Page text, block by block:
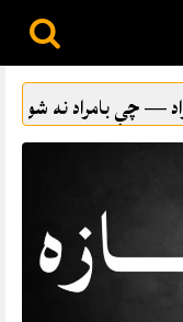
پسند ادب او د پښتو